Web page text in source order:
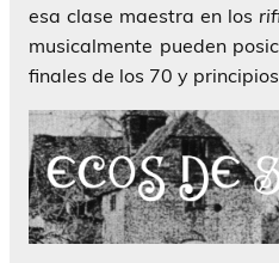
esa clase maestra en los
musicalmente pueden
finales de los 70 y